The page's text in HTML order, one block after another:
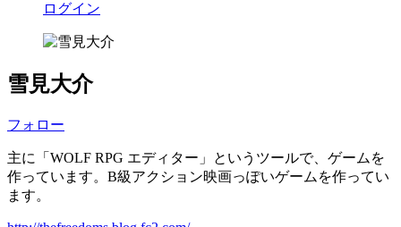
ログイン
雪見大介
フォロー
主に「WOLF RPG エディター」というツールで、ゲームを
作っています。B級アクション映画っぽいゲームを作ってい
ます。